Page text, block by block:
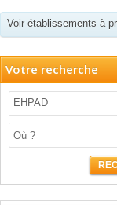
Voir établissements à
Votre recherche
EHPAD